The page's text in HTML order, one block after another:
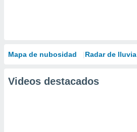
Mapa de nubosidad Radar de lluvia
Videos destacados